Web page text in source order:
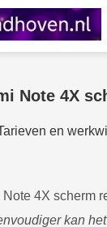
Note 4X
en
4X scherm
kan het